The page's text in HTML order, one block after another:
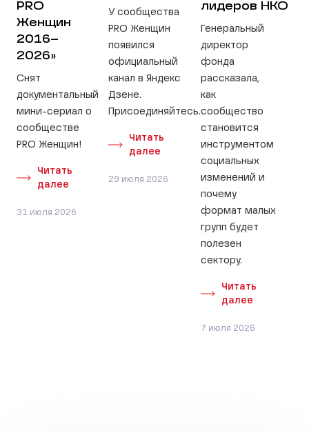
PRO
Женщин
2016–
2026»
Снят
документальный
мини-сериал о
сообществе
PRO Женщин!
Читать
далее
31 июля 2026
У сообщества
PRO Женщин
появился
официальный
канал в Яндекс
Дзене.
Присоединяйтесь.
Читать
далее
29 июля 2026
лидеров НКО
Генеральный
директор
фонда
рассказала,
как
сообщество
становится
инструментом
социальных
изменений и
почему
формат малых
групп будет
полезен
сектору.
Читать
далее
7 июля 2026